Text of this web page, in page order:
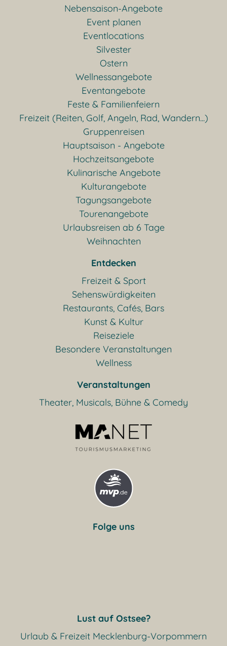
Nebensaison-Angebote
Event planen
Eventlocations
Silvester
Ostern
Wellnessangebote
Eventangebote
Feste & Familienfeiern
Freizeit (Reiten, Golf, Angeln, Rad, Wandern...)
Gruppenreisen
Hauptsaison - Angebote
Hochzeitsangebote
Kulinarische Angebote
Kulturangebote
Tagungsangebote
Tourenangebote
Urlaubsreisen ab 6 Tage
Weihnachten
Entdecken
Freizeit & Sport
Sehenswürdigkeiten
Restaurants, Cafés, Bars
Kunst & Kultur
Reiseziele
Besondere Veranstaltungen
Wellness
Veranstaltungen
Theater, Musicals, Bühne & Comedy
Folge uns
Lust auf Ostsee?
Urlaub & Freizeit Mecklenburg-Vorpommern